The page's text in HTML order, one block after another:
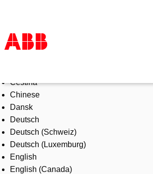
Products & Solutions
Industries
Services
About us
Where to buy
Contact us
Careers
Čeština
Chinese
Dansk
Deutsch
Deutsch (Schweiz)
Deutsch (Luxemburg)
English
English (Canada)